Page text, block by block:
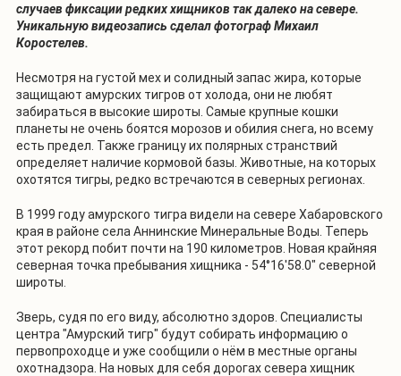
случаев фиксации редких хищников так далеко на севере.
Уникальную видеозапись сделал фотограф Михаил
Коростелев.
Несмотря на густой мех и солидный запас жира, которые
защищают амурских тигров от холода, они не любят
забираться в высокие широты. Самые крупные кошки
планеты не очень боятся морозов и обилия снега, но всему
есть предел. Также границу их полярных странствий
определяет наличие кормовой базы. Животные, на которых
охотятся тигры, редко встречаются в северных регионах.
В 1999 году амурского тигра видели на севере Хабаровского
края в районе села Аннинские Минеральные Воды. Теперь
этот рекорд побит почти на 190 километров. Новая крайняя
северная точка пребывания хищника - 54°16'58.0" северной
широты.
Зверь, судя по его виду, абсолютно здоров. Специалисты
центра "Амурский тигр" будут собирать информацию о
первопроходце и уже сообщили о нём в местные органы
охотнадзора. На новых для себя дорогах севера хищник